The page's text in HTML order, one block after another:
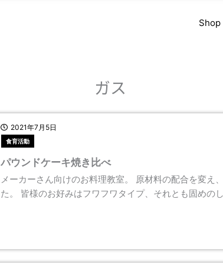
Shop
ガス
2021年7月5日
食育活動
パウンドケーキ焼き比べ
メーカーさん向けのお料理教室。 原材料の配合を変え
た。 皆様のお好みはフワフワタイプ、それとも固めの